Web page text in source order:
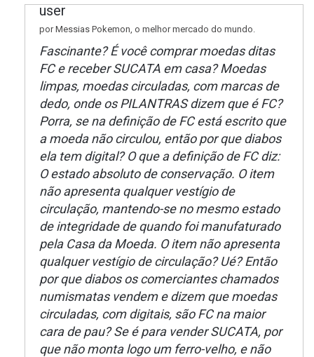
por Messias Pokemon, o melhor mercado do mundo.
Fascinante? É você comprar moedas ditas
FC e receber SUCATA em casa? Moedas
limpas, moedas circuladas, com marcas de
dedo, onde os PILANTRAS dizem que é FC?
Porra, se na definição de FC está escrito que
a moeda não circulou, então por que diabos
ela tem digital? O que a definição de FC diz:
O estado absoluto de conservação. O item
não apresenta qualquer vestígio de
circulação, mantendo-se no mesmo estado
de integridade de quando foi manufaturado
pela Casa da Moeda. O item não apresenta
qualquer vestígio de circulação? Ué? Então
por que diabos os comerciantes chamados
numismatas vendem e dizem que moedas
circuladas, com digitais, são FC na maior
cara de pau? Se é para vender SUCATA, por
que não monta logo um ferro-velho, e não